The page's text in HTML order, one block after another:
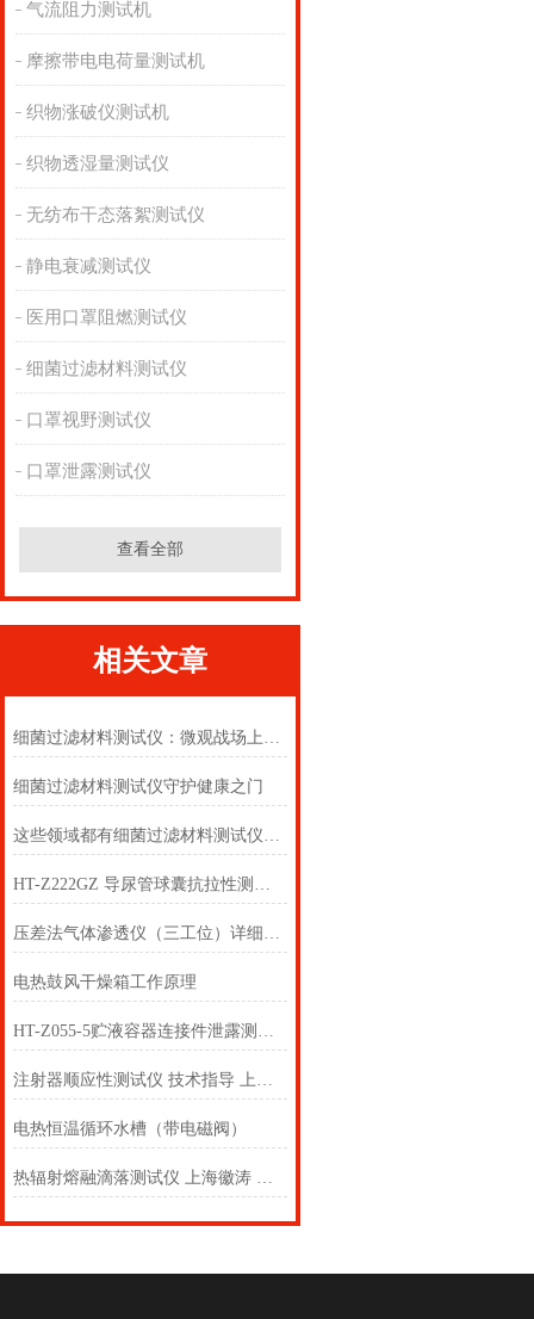
气流阻力测试机
摩擦带电电荷量测试机
织物涨破仪测试机
织物透湿量测试仪
无纺布干态落絮测试仪
静电衰减测试仪
医用口罩阻燃测试仪
细菌过滤材料测试仪
口罩视野测试仪
口罩泄露测试仪
查看全部
相关文章
细菌过滤材料测试仪：微观战场上的“防护盾”
细菌过滤材料测试仪守护健康之门
这些领域都有细菌过滤材料测试仪的身影
HT-Z222GZ 导尿管球囊抗拉性测试工装 标准满足
压差法气体渗透仪（三工位）详细参数 上海徽涛
电热鼓风干燥箱工作原理
HT-Z055-5贮液容器连接件泄露测试仪
注射器顺应性测试仪 技术指导 上海徽涛
电热恒温循环水槽（带电磁阀）
热辐射熔融滴落测试仪 上海徽涛 测试原理